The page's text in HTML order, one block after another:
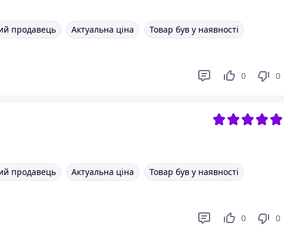
продавець Актуальна ціна
Товар був у наявності
0 0
продавець Актуальна ціна
Товар був у наявності
0 0